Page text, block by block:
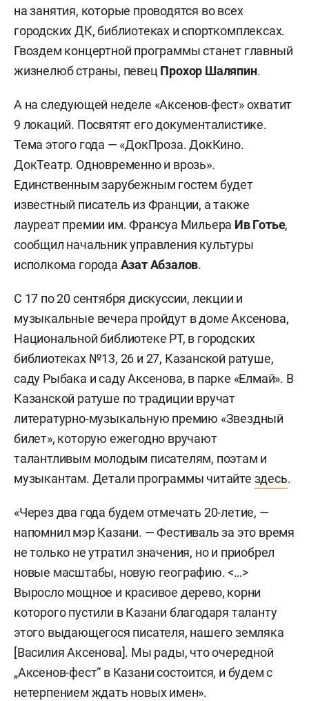
на занятия, которые проводятся во всех
городских ДК, библиотеках и спорткомплексах.
Гвоздем концертной программы станет главный
жизнелюб страны, певец Прохор Шаляпин.
А на следующей неделе «Аксенов-фест» охватит
9 локаций. Посвятят его документалистике.
Тема этого года — «ДокПроза. ДокКино.
ДокТеатр. Одновременно и врозь».
Единственным зарубежным гостем будет
известный писатель из Франции, а также
лауреат премии им. Франсуа Мильера Ив Готье,
сообщил начальник управления культуры
исполкома города Азат Абзалов.
С 17 по 20 сентября дискуссии, лекции и
музыкальные вечера пройдут в доме Аксенова,
Национальной библиотеке РТ, в городских
библиотеках №13, 26 и 27, Казанской ратуше,
саду Рыбака и саду Аксенова, в парке «Елмай». В
Казанской ратуше по традиции вручат
литературно-музыкальную премию «Звездный
билет», которую ежегодно вручают
талантливым молодым писателям, поэтам и
музыкантам. Детали программы читайте здесь.
«Через два года будем отмечать 20-летие, —
напомнил мэр Казани. — Фестиваль за это время
не только не утратил значения, но и приобрел
новые масштабы, новую географию. <…>
Выросло мощное и красивое дерево, корни
которого пустили в Казани благодаря таланту
этого выдающегося писателя, нашего земляка
[Василия Аксенова]. Мы рады, что очередной
„Аксенов-фест“ в Казани состоится, и будем с
нетерпением ждать новых имен».